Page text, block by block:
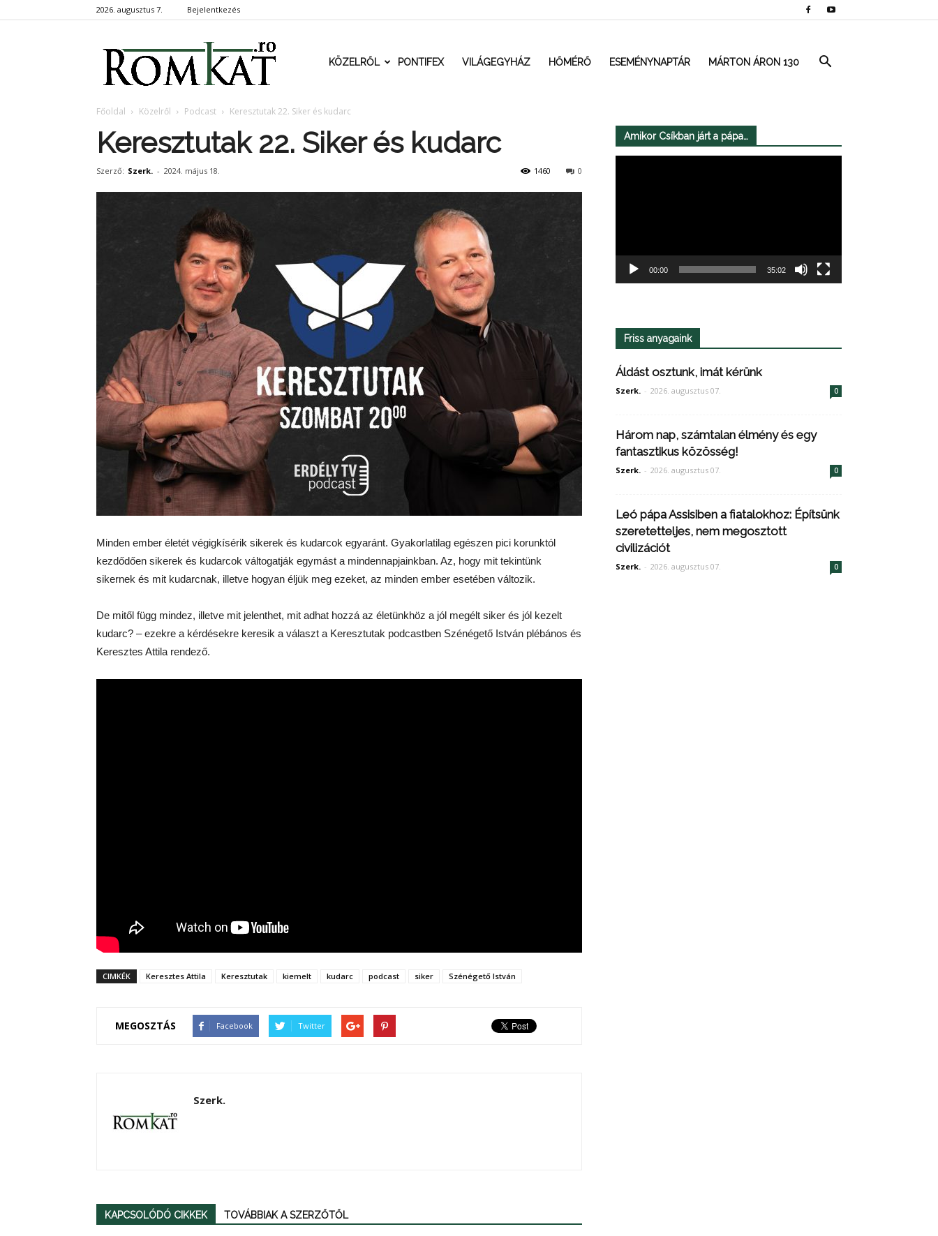
2026. augusztus 7. Bejelentkezés
RomKat.roKÖZELRŐL PONTIFEX VILÁGEGYHÁZ HŐMÉRŐ ESEMÉNYNAPTÁR MÁRTON ÁRON 130
Főoldal Közelről Podcast Keresztutak 22. Siker és kudarc
Keresztutak 22. Siker és kudarc
Szerző: Szerk. - 2024. május 18. 0
1460
Minden ember életét végigkísérik sikerek és kudarcok egyaránt. Gyakorlatilag egészen pici korunktól
kezdődően sikerek és kudarcok váltogatják egymást a mindennapjainkban. Az, hogy mit tekintünk
sikernek és mit kudarcnak, illetve hogyan éljük meg ezeket, az minden ember esetében változik.
De mitől függ mindez, illetve mit jelenthet, mit adhat hozzá az életünkhöz a jól megélt siker és jól kezelt
kudarc? – ezekre a kérdésekre keresik a választ a Keresztutak podcastben Szénégető István plébános és
Keresztes Attila rendező.
CIMKÉK Keresztes Attila Keresztutak kiemelt kudarc podcast siker Szénégető István
MEGOSZTÁS Facebook Twitter
Szerk.
KAPCSOLÓDÓ CIKKEK TOVÁBBIAK A SZERZŐTŐL
Amikor Csíkban járt a pápa…
00:00 35:02
Friss anyagaink
Áldást osztunk, imát kérünk
Szerk. - 2026. augusztus 07. 0
Három nap, számtalan élmény és egy
fantasztikus közösség!
Szerk. - 2026. augusztus 07. 0
Leó pápa Assisiben a fiatalokhoz: Építsünk
szeretetteljes, nem megosztott
civilizációt
Szerk. - 2026. augusztus 07. 0